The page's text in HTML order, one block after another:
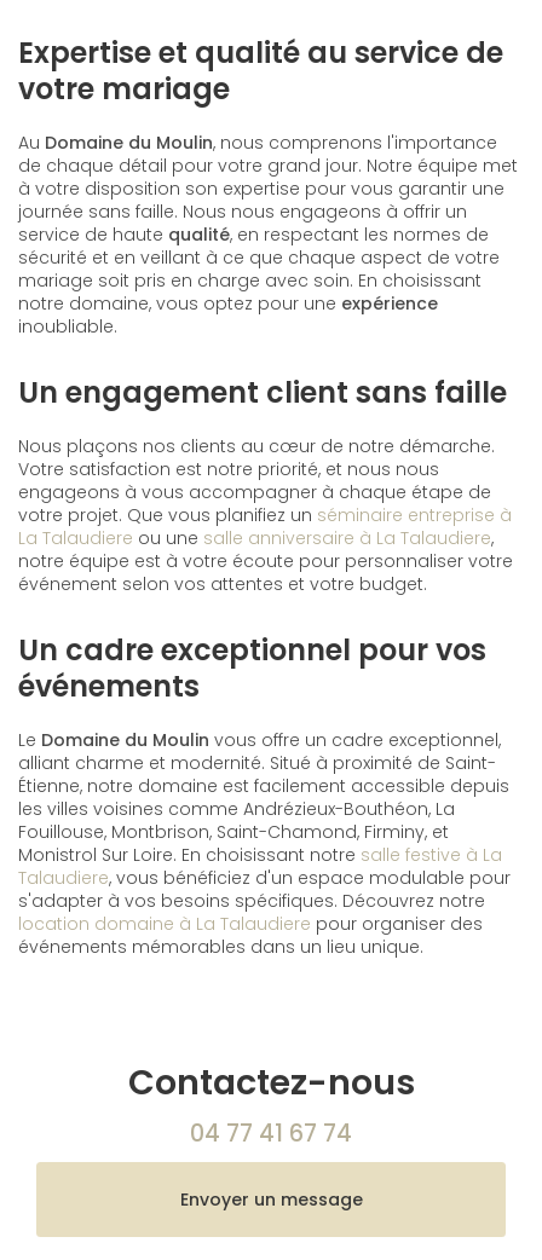
Expertise et qualité au service de
votre mariage
Au Domaine du Moulin, nous comprenons l'importance
de chaque détail pour votre grand jour. Notre équipe met
à votre disposition son expertise pour vous garantir une
journée sans faille. Nous nous engageons à offrir un
service de haute qualité, en respectant les normes de
sécurité et en veillant à ce que chaque aspect de votre
mariage soit pris en charge avec soin. En choisissant
notre domaine, vous optez pour une expérience
inoubliable.
Un engagement client sans faille
Nous plaçons nos clients au cœur de notre démarche.
Votre satisfaction est notre priorité, et nous nous
engageons à vous accompagner à chaque étape de
votre projet. Que vous planifiez un séminaire entreprise à
La Talaudiere ou une salle anniversaire à La Talaudiere,
notre équipe est à votre écoute pour personnaliser votre
événement selon vos attentes et votre budget.
Un cadre exceptionnel pour vos
événements
Le Domaine du Moulin vous offre un cadre exceptionnel,
alliant charme et modernité. Situé à proximité de Saint-
Étienne, notre domaine est facilement accessible depuis
les villes voisines comme Andrézieux-Bouthéon, La
Fouillouse, Montbrison, Saint-Chamond, Firminy, et
Monistrol Sur Loire. En choisissant notre salle festive à La
Talaudiere, vous bénéficiez d'un espace modulable pour
s'adapter à vos besoins spécifiques. Découvrez notre
location domaine à La Talaudiere pour organiser des
événements mémorables dans un lieu unique.
Contactez-nous
04 77 41 67 74
Envoyer un message